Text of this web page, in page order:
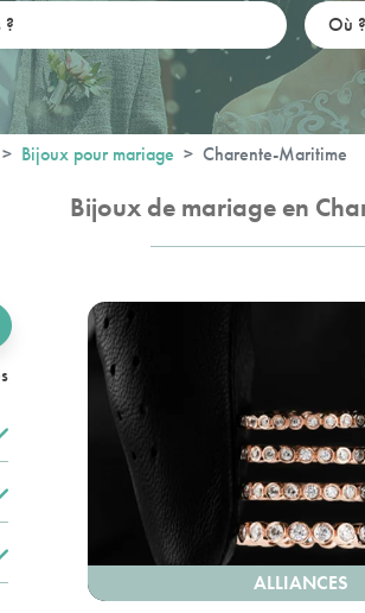
Bijoux pour mariage Charente-Maritime
Bijoux de mariage en
ALLIANCES